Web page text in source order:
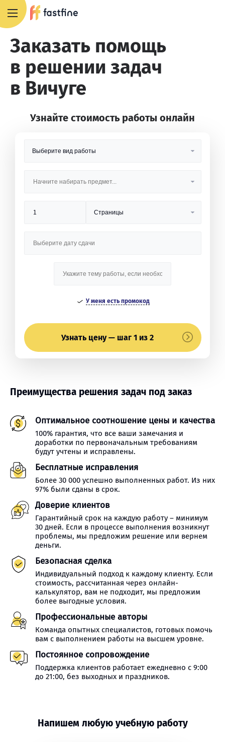
Заказать помощь
в решении задач
в Вичуге
Узнайте стоимость работы онлайн
У меня есть промокод
Узнать цену — шаг 1 из 2
Преимущества решения задач под заказ
Оптимальное соотношение цены и качества
100% гарантия, что все ваши замечания и
доработки по первоначальным требованиям
будут учтены и исправлены.
Бесплатные исправления
Более 30 000 успешно выполненных работ. Из них
97% были сданы в срок.
Доверие клиентов
Гарантийный срок на каждую работу – минимум
30 дней. Если в процессе выполнения возникнут
проблемы, мы предложим решение или вернем
деньги.
Безопасная сделка
Индивидуальный подход к каждому клиенту. Если
стоимость, рассчитанная через онлайн-
калькулятор, вам не подходит, мы предложим
более выгодные условия.
Профессиональные авторы
Команда опытных специалистов, готовых помочь
вам с выполнением работы на высшем уровне.
Постоянное сопровождение
Поддержка клиентов работает ежедневно с 9:00
до 21:00, без выходных и праздников.
Напишем любую учебную работу